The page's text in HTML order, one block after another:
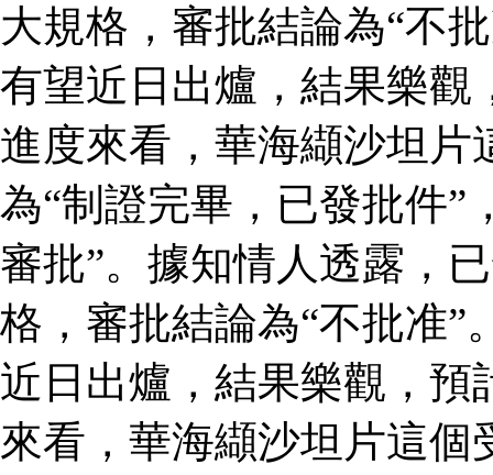
大規格，審批結論為“不
有望近日出爐，結果樂觀
進度來看，華海纈沙坦片
為“制證完畢，已發批件”
審批”。據知情人透露，
格，審批結論為“不批准”
近日出爐，結果樂觀，預
來看，華海纈沙坦片這個